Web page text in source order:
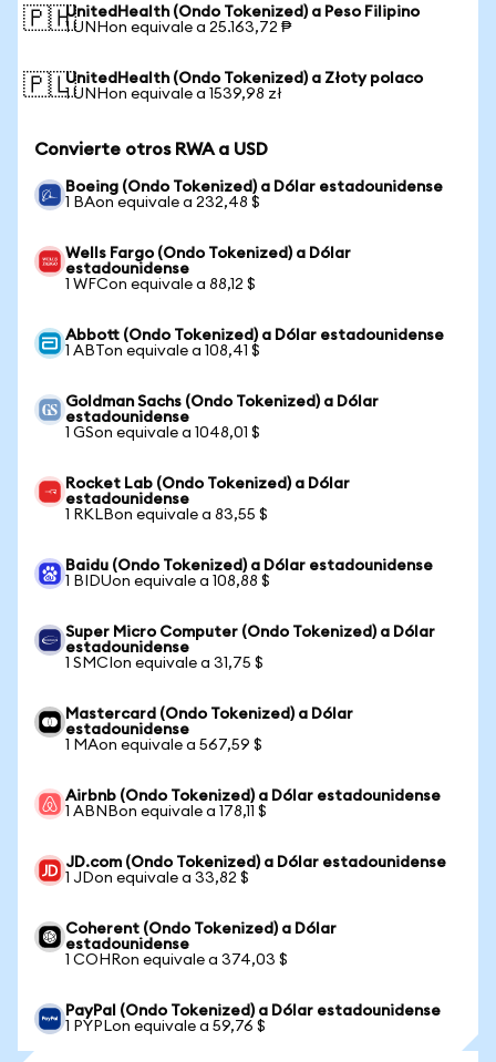
🇵🇭UnitedHealth (Ondo Tokenized) a Peso Filipino
1 UNHon equivale a 25.163,72 ₱
🇵🇱UnitedHealth (Ondo Tokenized) a Złoty polaco
1 UNHon equivale a 1539,98 zł
Convierte otros RWA a USD
Boeing (Ondo Tokenized) a Dólar estadounidense
1 BAon equivale a 232,48 $
Wells Fargo (Ondo Tokenized) a Dólar
estadounidense
1 WFCon equivale a 88,12 $
Abbott (Ondo Tokenized) a Dólar estadounidense
1 ABTon equivale a 108,41 $
Goldman Sachs (Ondo Tokenized) a Dólar
estadounidense
1 GSon equivale a 1048,01 $
Rocket Lab (Ondo Tokenized) a Dólar
estadounidense
1 RKLBon equivale a 83,55 $
Baidu (Ondo Tokenized) a Dólar estadounidense
1 BIDUon equivale a 108,88 $
Super Micro Computer (Ondo Tokenized) a Dólar
estadounidense
1 SMCIon equivale a 31,75 $
Mastercard (Ondo Tokenized) a Dólar
estadounidense
1 MAon equivale a 567,59 $
Airbnb (Ondo Tokenized) a Dólar estadounidense
1 ABNBon equivale a 178,11 $
JD.com (Ondo Tokenized) a Dólar estadounidense
1 JDon equivale a 33,82 $
Coherent (Ondo Tokenized) a Dólar
estadounidense
1 COHRon equivale a 374,03 $
PayPal (Ondo Tokenized) a Dólar estadounidense
1 PYPLon equivale a 59,76 $